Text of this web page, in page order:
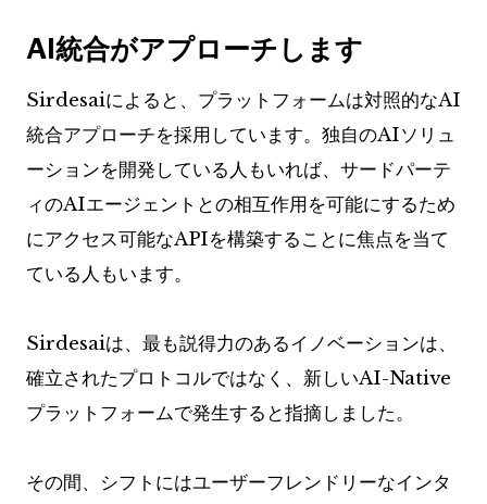
AI統合がアプローチします
Sirdesaiによると、プラットフォームは対照的なAI
統合アプローチを採用しています。独自のAIソリュ
ーションを開発している人もいれば、サードパーテ
ィのAIエージェントとの相互作用を可能にするため
にアクセス可能なAPIを構築することに焦点を当て
ている人もいます。
Sirdesaiは、最も説得力のあるイノベーションは、
確立されたプロトコルではなく、新しいAI-Native
プラットフォームで発生すると指摘しました。
その間、シフトにはユーザーフレンドリーなインタ